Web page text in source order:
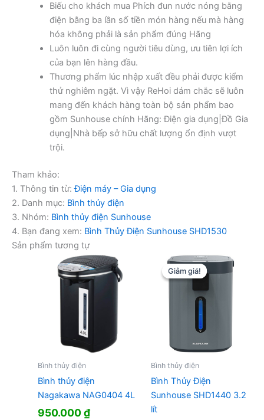
Biếu cho khách mua Phích đun nước nóng bằng
điện bằng ba lần số tiền món hàng nếu mà hàng
hóa không phải là sản phẩm đúng Hãng
Luôn luôn đi cùng người tiêu dùng, ưu tiên lợi ích
của bạn lên hàng đầu.
Thương phẩm lúc nhập xuất đều phải được kiểm
thử nghiêm ngặt. Vì vậy ReHoi dám chắc sẽ luôn
mang đến khách hàng toàn bộ sản phẩm bao
gồm Sunhouse chính Hãng: Điện gia dụng|Đồ Gia
dụng|Nhà bếp sở hữu chất lượng ổn định vượt
trội.
Tham khảo:
1. Thông tin từ:Điện máy – Gia dụng
2. Danh mục: Bình thủy điện
3. Nhóm: Bình thủy điện Sunhouse
4. Bạn đang xem: Bình Thủy Điện Sunhouse SHD1530
Sản phẩm tương tự
Bình thủy điện
Bình thủy điện
Nagakawa NAG0404 4L
950.000₫
Giảm giá!
Giảm giá!
Bình thủy điện
Bình Thủy Điện
Sunhouse SHD1440 3.2
lít